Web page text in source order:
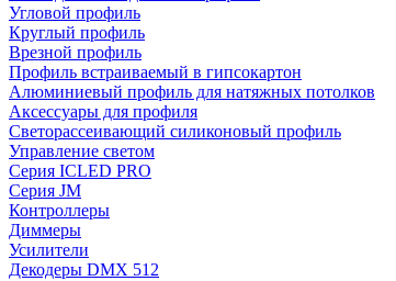
Угловой профиль
Круглый профиль
Врезной профиль
Профиль встраиваемый в гипсокартон
Алюминиевый профиль для натяжных потолков
Аксессуары для профиля
Светорассеивающий силиконовый профиль
Управление светом
Серия ICLED PRO
Серия JM
Контроллеры
Диммеры
Усилители
Декодеры DMX 512